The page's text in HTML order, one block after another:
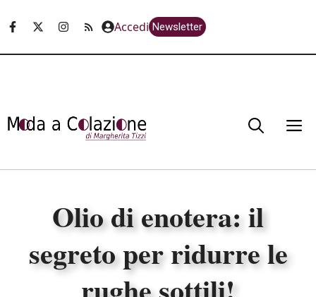
Accedi Newsletter
Olio di enotera: il
segreto per ridurre le